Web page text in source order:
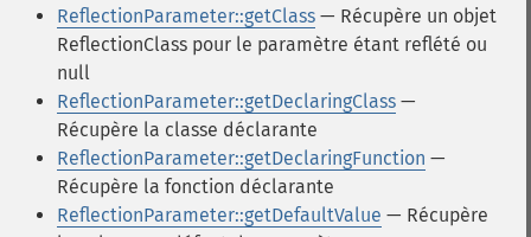
ReflectionParameter::getClass — Récupère un objet
ReflectionClass pour le paramètre étant reflété ou
null
ReflectionParameter::getDeclaringClass —
Récupère la classe déclarante
ReflectionParameter::getDeclaringFunction —
Récupère la fonction déclarante
ReflectionParameter::getDefaultValue — Récupère